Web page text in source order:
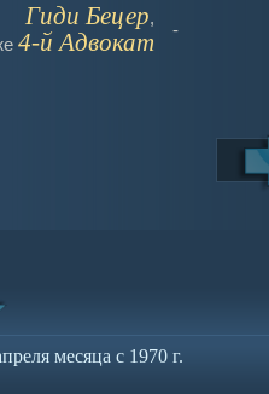
Гиди Бецер,
4-й Адвокат -
месяца с 1970 г.